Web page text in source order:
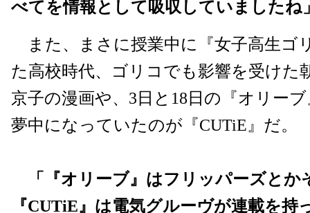
べてを情報として吸収していましたね
また、まさに授業中に『女子高生ゴ
た高校時代、ゴリコでも影響を受けた
京子の漫画や、3日と18日の『オリー
夢中になっていたのが『CUTiE』だ。
「『オリーブ』はフリッパーズとか
『CUTiE』は電気グルーヴが連載を持